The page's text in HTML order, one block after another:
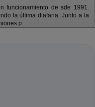
funcionamiento de sde 1991.
la última diafana. Junto a la
p ...